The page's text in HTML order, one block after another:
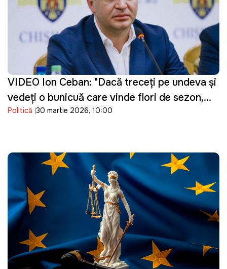
VIDEO Ion Ceban: "Dacă treceți pe undeva și
vedeți o bunicuță care vinde flori de sezon,
cumpărați un buchet"
Politică 30 martie 2026, 10:00